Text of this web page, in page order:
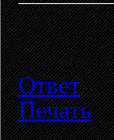
Ответ
Печать